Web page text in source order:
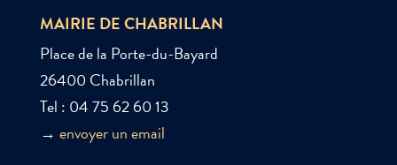
MAIRIE DE CHABRILLAN
Place de la Porte-du-Bayard
26400 Chabrillan
Tel : 04 75 62 60 13
→ envoyer un email